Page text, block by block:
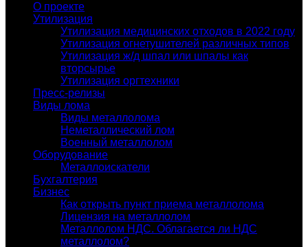
О проекте
Утилизация
Утилизация медицинских отходов в 2022 году
Утилизация огнетушителей различных типов
Утилизация ж/д шпал или шпалы как
вторсырье
Утилизация оргтехники
Пресс-релизы
Виды лома
Виды металлолома
Неметаллический лом
Военный металлолом
Оборудование
Металлоискатели
Бухгалтерия
Бизнес
Как открыть пункт приема металлолома
Лицензия на металлолом
Металлолом НДС. Облагается ли НДС
металлолом?